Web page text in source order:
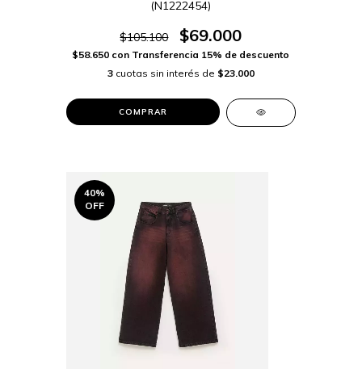
(N1222454)
$105.100 $69.000
$58.650 con Transferencia 15% de descuento
3 cuotas sin interés de $23.000
COMPRAR
40%
OFF